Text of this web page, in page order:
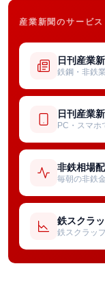
産業新聞のサービス
日刊産業
鉄鋼・非鉄
日刊産業
PC・スマホ
非鉄相場
毎朝の非鉄
鉄スクラ
鉄スクラッ